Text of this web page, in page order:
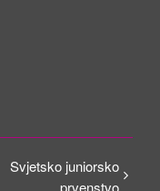
Svjetsko juniorsko
prvenstvo